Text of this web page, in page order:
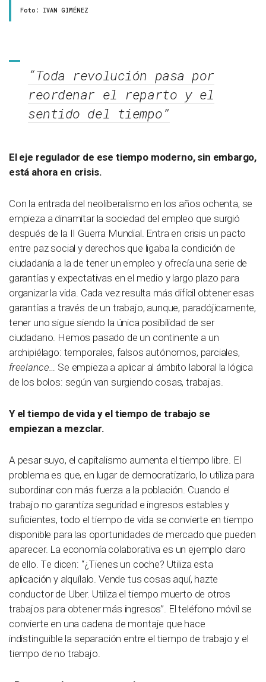
Foto: IVAN GIMÉNEZ
“Toda revolución pasa por
reordenar el reparto y el
sentido del tiempo”
El eje regulador de ese tiempo moderno, sin embargo,
está ahora en crisis.
Con la entrada del neoliberalismo en los años ochenta, se
empieza a dinamitar la sociedad del empleo que surgió
después de la II Guerra Mundial. Entra en crisis un pacto
entre paz social y derechos que ligaba la condición de
ciudadanía a la de tener un empleo y ofrecía una serie de
garantías y expectativas en el medio y largo plazo para
organizar la vida. Cada vez resulta más difícil obtener esas
garantías a través de un trabajo, aunque, paradójicamente,
tener uno sigue siendo la única posibilidad de ser
ciudadano. Hemos pasado de un continente a un
archipiélago: temporales, falsos autónomos, parciales,
freelance … Se empieza a aplicar al ámbito laboral la lógica
de los bolos: según van surgiendo cosas, trabajas.
Y el tiempo de vida y el tiempo de trabajo se
empiezan a mezclar.
A pesar suyo, el capitalismo aumenta el tiempo libre. El
problema es que, en lugar de democratizarlo, lo utiliza para
subordinar con más fuerza a la población. Cuando el
trabajo no garantiza seguridad e ingresos estables y
suficientes, todo el tiempo de vida se convierte en tiempo
disponible para las oportunidades de mercado que pueden
aparecer. La economía colaborativa es un ejemplo claro
de ello. Te dicen: “¿Tienes un coche? Utiliza esta
aplicación y alquílalo. Vende tus cosas aquí, hazte
conductor de Uber. Utiliza el tiempo muerto de otros
trabajos para obtener más ingresos”. El teléfono móvil se
convierte en una cadena de montaje que hace
indistinguible la separación entre el tiempo de trabajo y el
tiempo de no trabajo.